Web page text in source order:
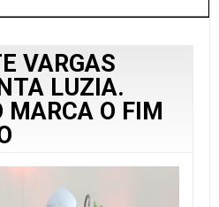
VARGAS
LUZIA.
MARCA O FIM